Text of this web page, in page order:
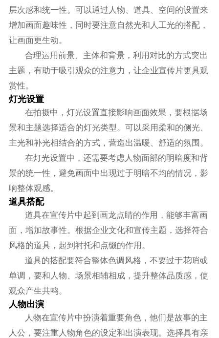
层次感和统一性。可以通过人物、道具、空间的设置来
增加画面趣味性，同时要注意自然光和人工光的搭配，
让画面更生动。
合理运用前景、主体和背景，利用对比的方式突出
主题，有助于吸引观众的注意力，让企业宣传片更具观
赏性。
灯光设置
在拍摄中，灯光设置直接影响画面效果，要根据场
景和主题选择适合的灯光类型。可以采用柔和的侧光、
主光和补光相结合的方式，营造出温暖、舒适的氛围。
在灯光设置中，还需要考虑人物面部的明暗度和背
景的统一性，避免画面中出现过于明暗不均的情况，影
响整体观感。
道具搭配
道具在宣传片中起到画龙点睛的作用，能够丰富画
面，增加故事性。根据企业文化和宣传主题，选择符合
风格的道具，起到衬托和点缀的作用。
道具的搭配要符合整体色调风格，不要过于花哨或
单调，要和人物、场景相辅相成，提升整体品质感，使
观众产生共鸣。
人物出演
人物在宣传片中扮演着重要角色，他们是故事的主
人公，要注重人物角色的设定和出演表现。选择具有亲